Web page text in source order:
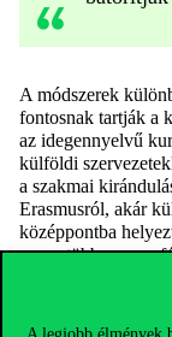
A legjobb élmények
A módszerek
fontosnak tartják a
az idegennyelvű
külföldi
a szakmai
Erasmusról, akár
középpontba
egyre több az erre
A szakmaiság